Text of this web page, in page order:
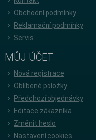
Obchodní podmínky
Reklamační podmínky
Servis
MŮJ ÚČET
Nová registrace
Oblíbené položky
Předchozí objednávky
Editace zákazníka
Změnit heslo
Nastavení cookies